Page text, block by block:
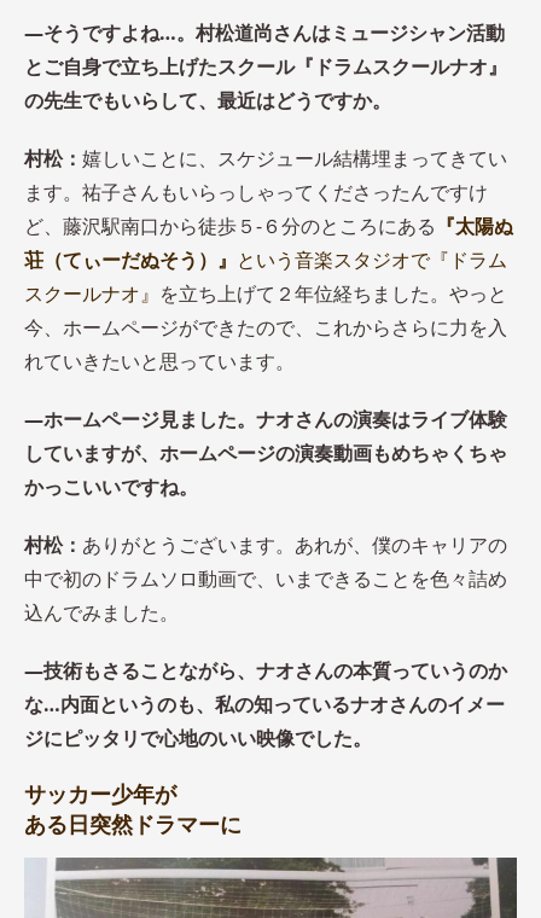
―そうですよね…。村松道尚さんはミュージシャン活動
とご自身で立ち上げたスクール『ドラムスクールナオ』
の先生でもいらして、最近はどうですか。
村松： 嬉しいことに、スケジュール結構埋まってきてい
ます。祐子さんもいらっしゃってくださったんですけ
ど、藤沢駅南口から徒歩５-６分のところにある 『太陽ぬ
荘（てぃーだぬそう）』 という音楽スタジオで『ドラム
スクールナオ』 を立ち上げて２年位経ちました。やっと
今、ホームページができたので、これからさらに力を入
れていきたいと思っています。
―ホームページ見ました。ナオさんの演奏はライブ体験
していますが、ホームページの演奏動画もめちゃくちゃ
かっこいいですね。
村松： ありがとうございます。あれが、僕のキャリアの
中で初のドラムソロ動画で、いまできることを色々詰め
込んでみました。
―技術もさることながら、ナオさんの本質っていうのか
な…内面というのも、私の知っているナオさんのイメー
ジにピッタリで心地のいい映像でした。
サッカー少年が
ある日突然ドラマーに